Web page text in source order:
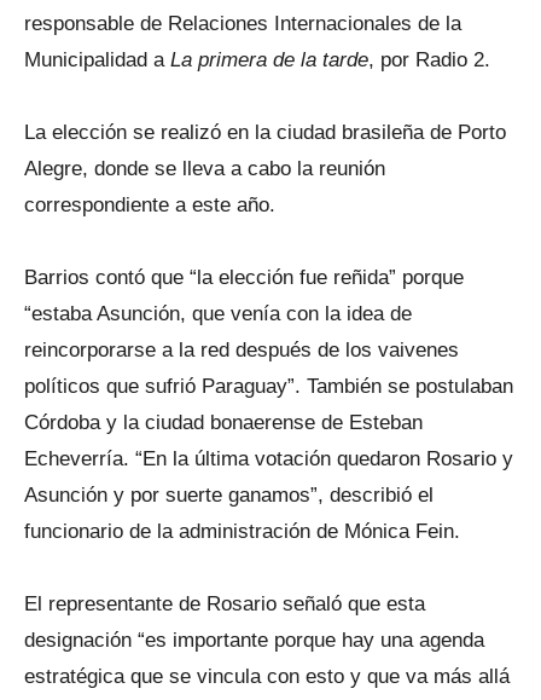
responsable de Relaciones Internacionales de la
Municipalidad a La primera de la tarde, por Radio 2.
La elección se realizó en la ciudad brasileña de Porto
Alegre, donde se lleva a cabo la reunión
correspondiente a este año.
Barrios contó que “la elección fue reñida” porque
“estaba Asunción, que venía con la idea de
reincorporarse a la red después de los vaivenes
políticos que sufrió Paraguay”. También se postulaban
Córdoba y la ciudad bonaerense de Esteban
Echeverría. “En la última votación quedaron Rosario y
Asunción y por suerte ganamos”, describió el
funcionario de la administración de Mónica Fein.
El representante de Rosario señaló que esta
designación “es importante porque hay una agenda
estratégica que se vincula con esto y que va más allá